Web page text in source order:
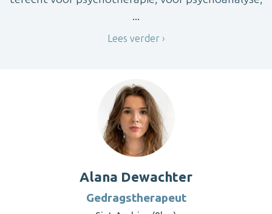
...
Lees verder
Alana Dewachter
Gedragstherapeut